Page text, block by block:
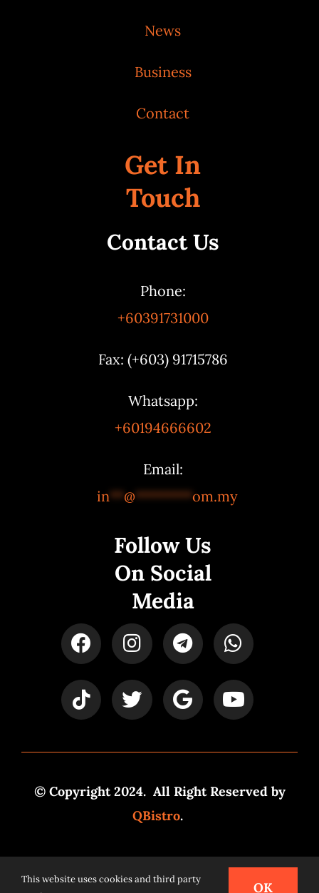
News
Business
Contact
Get In
Touch
Contact Us
Phone:
+60391731000
Fax: (+603) 91715786
Whatsapp:
+60194666602
Email:
in**@********om.my
Follow Us
On Social
Media
© Copyright 2024. All Right Reserved by
QBistro.
Powered bySyspro Digital
This website uses cookies and third party
OK